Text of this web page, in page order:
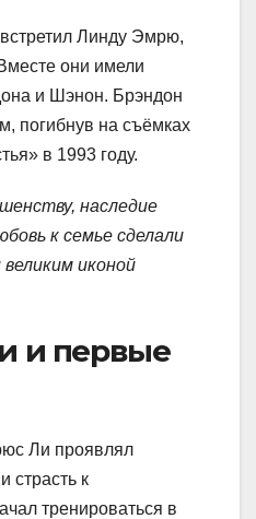
Линду Эмрю,
они имели
и Шэнон. Брэндон
погибнув на съёмках
в 1993 году.
наследие
к семье сделали
иконой
и первые
Ли проявлял
страсть к
тренироваться в